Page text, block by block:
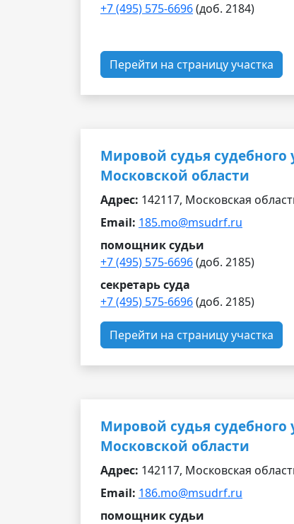
+7 (495) 575-6696(доб. 2184)
Перейти на страницу участка
Мировой судья судебного
Московской области
Адрес: 142117, Московская
Email: 185.mo@msudrf.ru
помощник судьи
+7 (495) 575-6696(доб. 2185)
секретарь суда
+7 (495) 575-6696(доб. 2185)
Перейти на страницу участка
Мировой судья судебного
Московской области
Адрес: 142117, Московская
Email: 186.mo@msudrf.ru
помощник судьи